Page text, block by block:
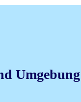
Umgebung